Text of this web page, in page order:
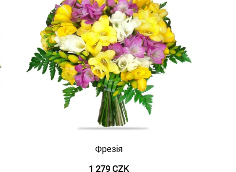
Фрезія
1 279 CZK